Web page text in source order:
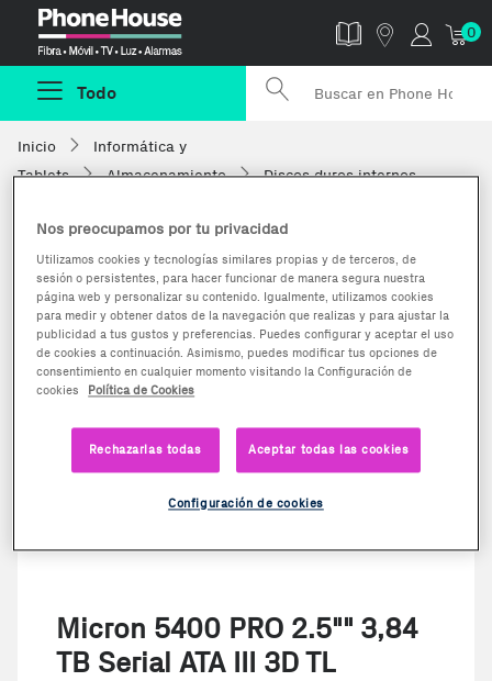
0
Todo
Inicio
Informática y
Tablets
Almacenamiento Discos duros internos
Micron 5400 PRO 2.5"" 3,84
TB Serial ATA III 3D TL
Nos preocupamos por tu privacidad
Utilizamos cookies y tecnologías similares propias y de terceros, de
sesión o persistentes, para hacer funcionar de manera segura nuestra
página web y personalizar su contenido. Igualmente, utilizamos cookies
para medir y obtener datos de la navegación que realizas y para ajustar la
publicidad a tus gustos y preferencias. Puedes configurar y aceptar el uso
de cookies a continuación. Asimismo, puedes modificar tus opciones de
consentimiento en cualquier momento visitando la Configuración de
cookies
Política de Cookies
Rechazarlas todas Aceptar todas las cookies
Configuración de cookies